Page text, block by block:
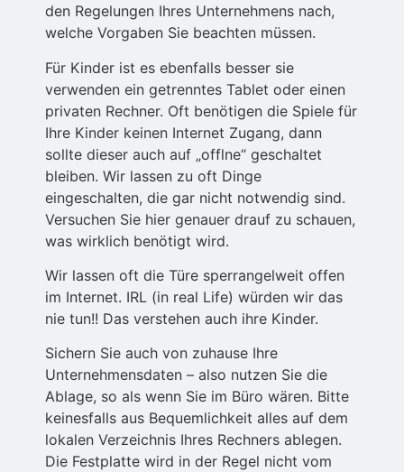
den Regelungen Ihres Unternehmens nach,
welche Vorgaben Sie beachten müssen.
Für Kinder ist es ebenfalls besser sie
verwenden ein getrenntes Tablet oder einen
privaten Rechner. Oft benötigen die Spiele für
Ihre Kinder keinen Internet Zugang, dann
sollte dieser auch auf „offlne“ geschaltet
bleiben. Wir lassen zu oft Dinge
eingeschalten, die gar nicht notwendig sind.
Versuchen Sie hier genauer drauf zu schauen,
was wirklich benötigt wird.
Wir lassen oft die Türe sperrangelweit offen
im Internet. IRL (in real Life) würden wir das
nie tun!! Das verstehen auch ihre Kinder.
Sichern Sie auch von zuhause Ihre
Unternehmensdaten – also nutzen Sie die
Ablage, so als wenn Sie im Büro wären. Bitte
keinesfalls aus Bequemlichkeit alles auf dem
lokalen Verzeichnis Ihres Rechners ablegen.
Die Festplatte wird in der Regel nicht vom